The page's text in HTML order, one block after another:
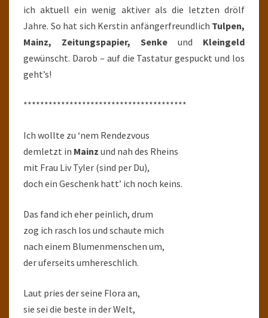
ich aktuell ein wenig aktiver als die letzten drölf
Jahre. So hat sich Kerstin anfängerfreundlich Tulpen,
Mainz, Zeitungspapier, Senke und Kleingeld
gewünscht. Darob – auf die Tastatur gespuckt und los
geht’s!
***************************************
Ich wollte zu ‘nem Rendezvous
demletzt in Mainz und nah des Rheins
mit Frau Liv Tyler (sind per Du),
doch ein Geschenk hatt’ ich noch keins.
Das fand ich eher peinlich, drum
zog ich rasch los und schaute mich
nach einem Blumenmenschen um,
der uferseits umhereschlich.
Laut pries der seine Flora an,
sie sei die beste in der Welt,